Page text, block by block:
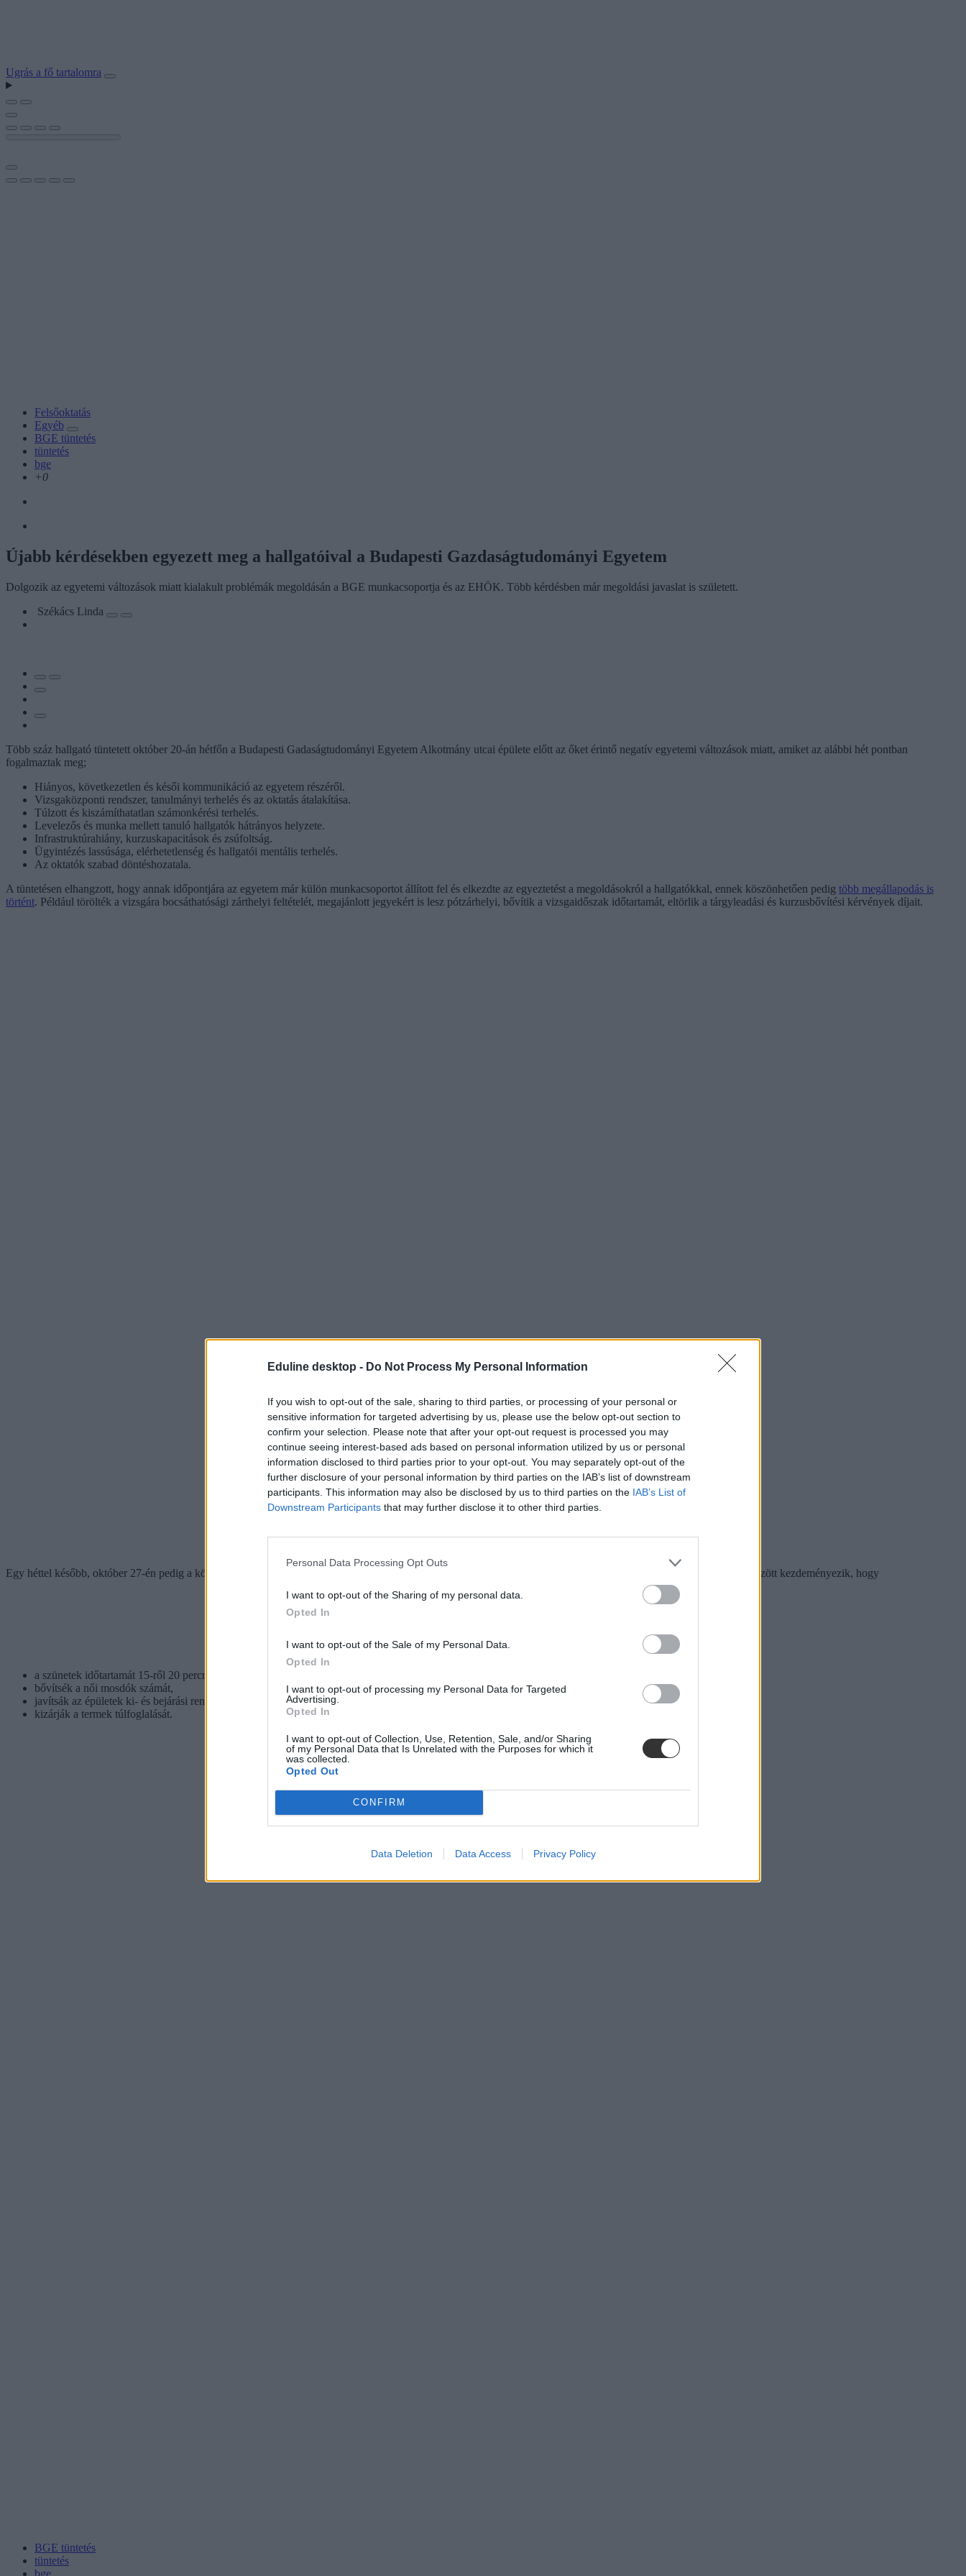
Eduline desktop - Do Not Process My Personal Information
If you wish to opt-out of the sale, sharing to third parties, or processing of your personal or
sensitive information for targeted advertising by us, please use the below opt-out section to
confirm your selection. Please note that after your opt-out request is processed you may
continue seeing interest-based ads based on personal information utilized by us or personal
information disclosed to third parties prior to your opt-out. You may separately opt-out of the
further disclosure of your personal information by third parties on the IAB’s list of downstream
participants. This information may also be disclosed by us to third parties on the IAB’s List of
Downstream Participants that may further disclose it to other third parties.
Personal Data Processing Opt Outs
I want to opt-out of the Sharing of my personal data.
Opted In
I want to opt-out of the Sale of my Personal Data.
Opted In
I want to opt-out of processing my Personal Data for Targeted
Advertising.
Opted In
I want to opt-out of Collection, Use, Retention, Sale, and/or Sharing
of my Personal Data that Is Unrelated with the Purposes for which it
was collected.
Opted Out
CONFIRM
Data Deletion Data Access Privacy Policy
Ugrás a fő tartalomra
Felsőoktatás
Egyéb
BGE tüntetés
tüntetés
bge
+0
Újabb kérdésekben egyezett meg a hallgatóival a Budapesti Gazdaságtudományi Egyetem
Dolgozik az egyetemi változások miatt kialakult problémák megoldásán a BGE munkacsoportja és az EHÖK. Több kérdésben már megoldási javaslat is született.
Székács Linda
Több száz hallgató tüntetett október 20-án hétfőn a Budapesti Gadaságtudományi Egyetem Alkotmány utcai épülete előtt az őket érintő negatív egyetemi változások miatt, amiket az alábbi hét pontban
fogalmaztak meg;
Hiányos, következetlen és késői kommunikáció az egyetem részéről.
Vizsgaközponti rendszer, tanulmányi terhelés és az oktatás átalakítása.
Túlzott és kiszámíthatatlan számonkérési terhelés.
Levelezős és munka mellett tanuló hallgatók hátrányos helyzete.
Infrastruktúrahiány, kurzuskapacitások és zsúfoltság.
Ügyintézés lassúsága, elérhetetlenség és hallgatói mentális terhelés.
Az oktatók szabad döntéshozatala.
A tüntetésen elhangzott, hogy annak időpontjára az egyetem már külön munkacsoportot állított fel és elkezdte az egyeztetést a megoldásokról a hallgatókkal, ennek köszönhetően pedig több megállapodás is
történt. Például törölték a vizsgára bocsáthatósági zárthelyi feltételét, megajánlott jegyekért is lesz pótzárhelyi, bővítik a vizsgaidőszak időtartamát, eltörlik a tárgyleadási és kurzusbővítési kérvények díjait.
Egy héttel később, október 27-én pedig a közösségi oldalán az egyetem arról számolt be, hogy további kérdésekben jutottak megállapodásra az EHÖK-kel. Többek között kezdeményezik, hogy
a szünetek időtartamát 15-ről 20 percre növeljék,
bővítsék a női mosdók számát,
javítsák az épületek ki- és bejárási rendszerét,
kizárják a termek túlfoglalását.
BGE tüntetés
tüntetés
bge